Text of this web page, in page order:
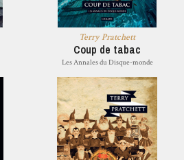
Terry Pratchett
Coup de tabac
Les Annales du Disque-monde